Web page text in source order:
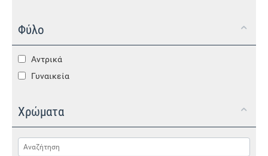
Φύλο
Αντρικά
Γυναικεία
Χρώματα